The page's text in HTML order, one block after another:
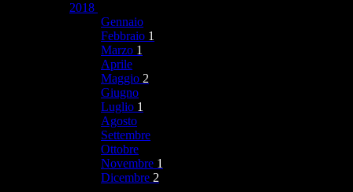
2018
Gennaio
Febbraio 1
Marzo 1
Aprile
Maggio 2
Giugno
Luglio 1
Agosto
Settembre
Ottobre
Novembre 1
Dicembre 2